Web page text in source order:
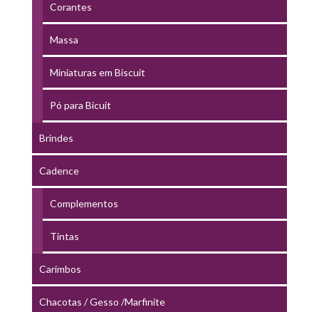
Corantes
Massa
Miniaturas em Biscuit
Pó para Bicuit
Brindes
Cadence
Complementos
Tintas
Carimbos
Chacotas / Gesso /Marfinite